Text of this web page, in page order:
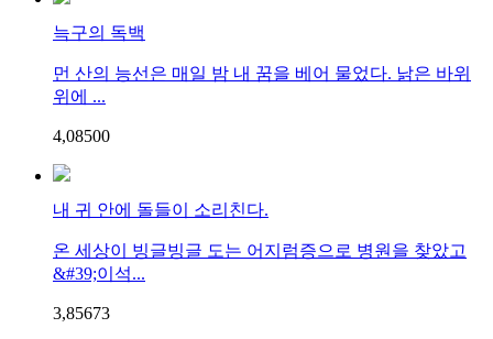
늑구의 독백
먼 산의 능선은 매일 밤 내 꿈을 베어 물었다. 낡은 바위
위에 ...
4,08500
내 귀 안에 돌들이 소리친다.
온 세상이 빙글빙글 도는 어지럼증으로 병원을 찾았고
&#39;이석...
3,85673